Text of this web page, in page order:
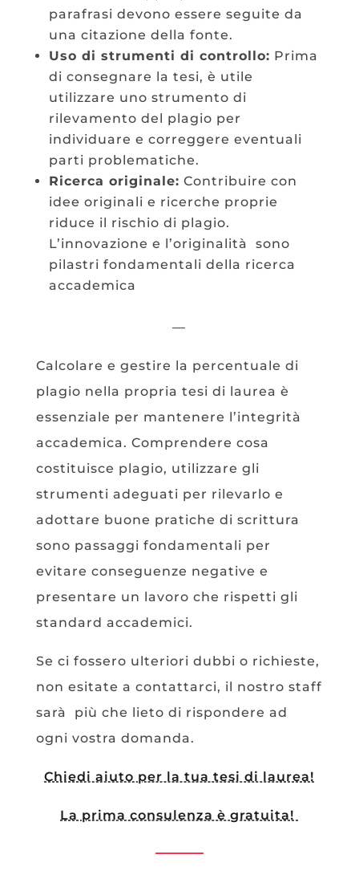
parafrasi devono essere seguite da
una citazione della fonte.
Uso di strumenti di controllo: Prima
di consegnare la tesi, è utile
utilizzare uno strumento di
rilevamento del plagio per
individuare e correggere eventuali
parti problematiche.
Ricerca originale: Contribuire con
idee originali e ricerche proprie
riduce il rischio di plagio.
L’innovazione e l’originalità sono
pilastri fondamentali della ricerca
accademica
—
Calcolare e gestire la percentuale di
plagio nella propria tesi di laurea è
essenziale per mantenere l’integrità
accademica. Comprendere cosa
costituisce plagio, utilizzare gli
strumenti adeguati per rilevarlo e
adottare buone pratiche di scrittura
sono passaggi fondamentali per
evitare conseguenze negative e
presentare un lavoro che rispetti gli
standard accademici.
Se ci fossero ulteriori dubbi o richieste,
non esitate a contattarci, il nostro staff
sarà più che lieto di rispondere ad
ogni vostra domanda.
Chiedi aiuto per la tua tesi di laurea!
La prima consulenza è gratuita!